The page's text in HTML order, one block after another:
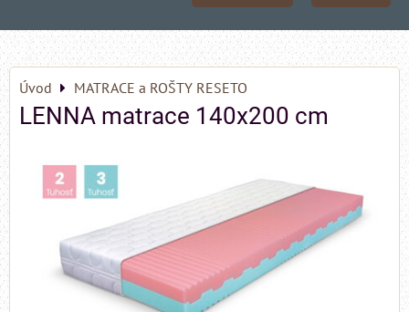
Úvod MATRACE a ROŠTY RESETO
LENNA matrace 140x200 cm